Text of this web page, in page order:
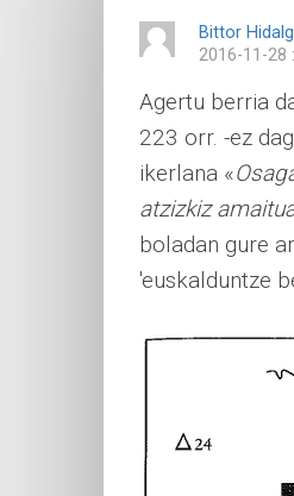
Bittor
2016-11-28
Agertu berria
223 orr. -ez
ikerlana «
atzizkiz
boladan gure
'euskalduntze